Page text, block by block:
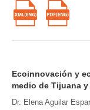
Ecoinnovación y
medio de Tijuana
Dr. Elena Aguilar